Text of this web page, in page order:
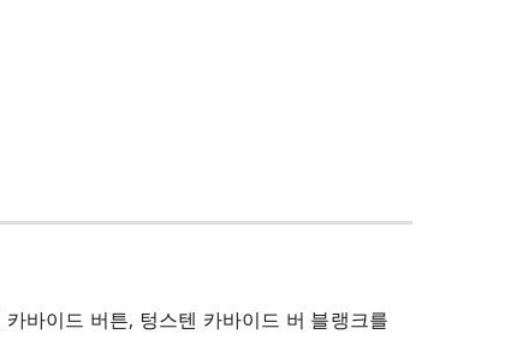
바이드 버튼, 텅스텐 카바이드 버 블랭크를